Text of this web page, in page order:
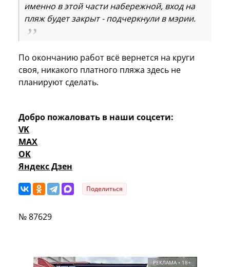
именно в этой части набережной, вход на
пляж будет закрыт - подчеркнули в мэрии.
По окончанию работ всё вернется на круги
своя, никакого платного пляжа здесь не
планируют сделать.
Добро пожаловать в наши соцсети:
VK
MAX
OK
Яндекс Дзен
Поделиться
№ 87629
РЕКЛАМА • 18+